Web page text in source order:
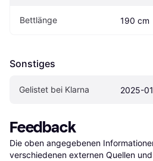
Bettlänge 190 cm
Sonstiges
Gelistet bei Klarna 2025-
Feedback
Die oben angegebenen
verschiedenen externen Quellen